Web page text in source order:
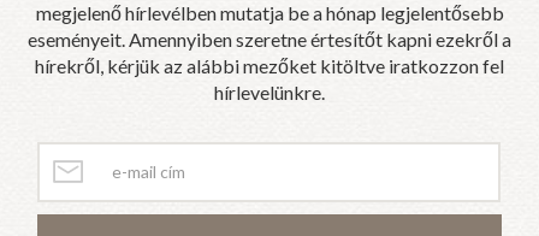
megjelenő hírlevélben mutatja be a hónap legjelentősebb
eseményeit. Amennyiben szeretne értesítőt kapni ezekről a
hírekről, kérjük az alábbi mezőket kitöltve iratkozzon fel
hírlevelünkre.